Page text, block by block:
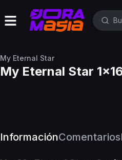
My Eternal Star
My Eternal Star
InformaciónComentarios